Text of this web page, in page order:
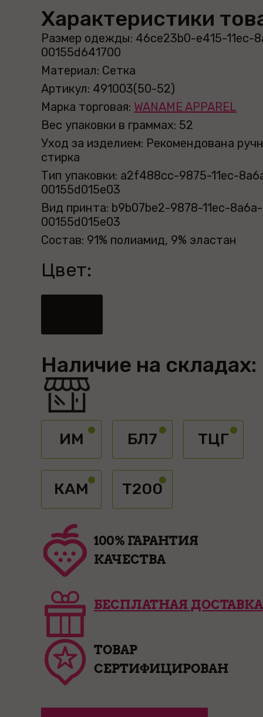
Характеристики
Размер одежды: 46ce23b0-e415-11ec-
00155d641700
Материал: Сетка
Артикул: 491003(50-52)
Марка торговая: WANAME APPAREL
Вес упаковки в граммах: 52
Уход за изделием: Рекомендована
стирка
Тип упаковки: a2f488cc-9875-11ec-
00155d015e03
Вид принта: b9b07be2-9878-11ec-8a6a-
00155d015e03
Состав: 91% полиамид, 9% эластан
Цвет:
Наличие на складах:
ИМ БЛ7 ТЦГ
КАМ Т200
100% ГАРАНТИЯ
КАЧЕСТВА
БЕСПЛАТНАЯ ДОСТАВКА
ТОВАР
СЕРТИФИЦИРОВАН